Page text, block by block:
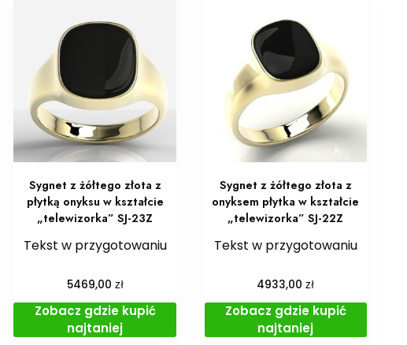
Sygnet z żółtego złota z
płytką onyksu w kształcie
„telewizorka” SJ-23Z
Tekst w przygotowaniu
5469,00 zł
Zobacz gdzie kupić
najtaniej
Sygnet z żółtego złota z
onyksem płytka w kształcie
„telewizorka” SJ-22Z
Tekst w przygotowaniu
4933,00zł
Zobacz gdzie kupić
najtaniej